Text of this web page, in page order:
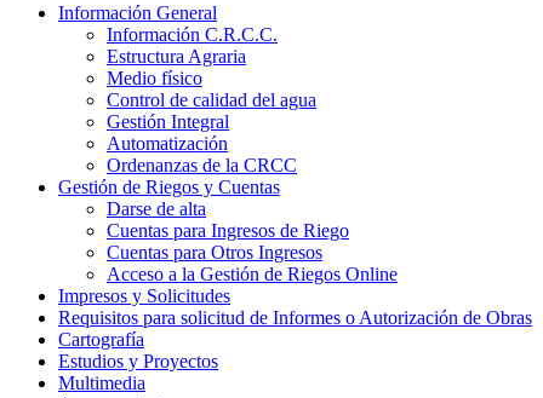
Información General
Información C.R.C.C.
Estructura Agraria
Medio físico
Control de calidad del agua
Gestión Integral
Automatización
Ordenanzas de la CRCC
Gestión de Riegos y Cuentas
Darse de alta
Cuentas para Ingresos de Riego
Cuentas para Otros Ingresos
Acceso a la Gestión de Riegos Online
Impresos y Solicitudes
Requisitos para solicitud de Informes o Autorización de Obras
Cartografía
Estudios y Proyectos
Multimedia